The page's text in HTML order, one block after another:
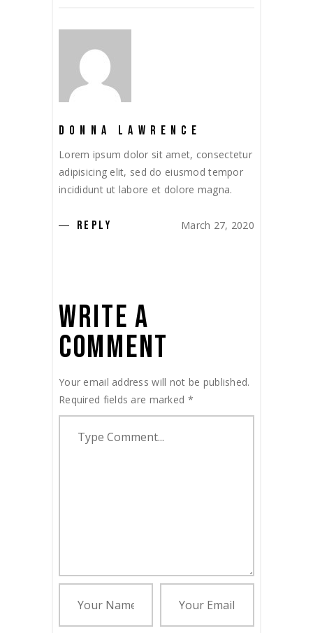
DONNA LAWRENCE
Lorem ipsum dolor sit amet, consectetur
adipisicing elit, sed do eiusmod tempor
incididunt ut labore et dolore magna.
REPLY March 27, 2020
WRITE A
COMMENT
Your email address will not be published.
Required fields are marked *